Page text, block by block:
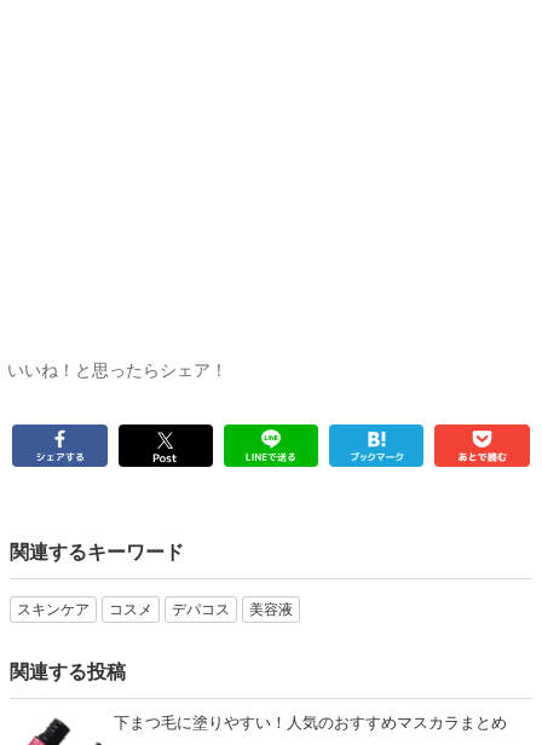
いいね！と思ったらシェア！
関連するキーワード
スキンケア コスメ デパコス 美容液
関連する投稿
下まつ毛に塗りやすい！人気のおすすめマスカラまとめ